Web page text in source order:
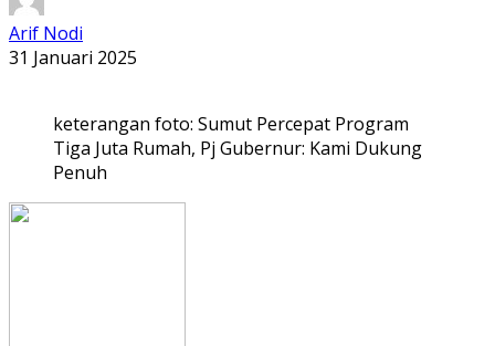
Arif Nodi
31 Januari 2025
keterangan foto: Sumut Percepat Program
Tiga Juta Rumah, Pj Gubernur: Kami Dukung
Penuh